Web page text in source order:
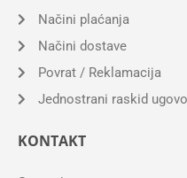
Načini plaćanja
Načini dostave
Povrat / Reklamacija
Jednostrani raskid
KONTAKT